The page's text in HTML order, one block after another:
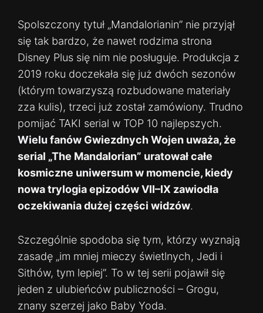
Spolszczony tytuł „Mandalorianin” nie przyjął
się tak bardzo, że nawet rodzima strona
Disney Plus się nim nie posługuje. Produkcja z
2019 roku doczekała się już dwóch sezonów
(którym towarzyszą rozbudowane materiały
zza kulis), trzeci już został zamówiony. Trudno
pomijać TAKI serial w TOP 10 najlepszych.
Wielu fanów Gwiezdnych Wojen uważa, że
serial „The Mandalorian” uratował całe
kosmiczne uniwersum w momencie, kiedy
nowa trylogia epizodów VII–IX zawiodła
oczekiwania dużej części widzów.
Szczególnie spodoba się tym, którzy wyznają
zasadę „im mniej mieczy świetlnych, Jedi i
Sithów, tym lepiej”. To w tej serii pojawił się
jeden z ulubieńców publiczności – Grogu,
znany szerzej jako Baby Yoda.